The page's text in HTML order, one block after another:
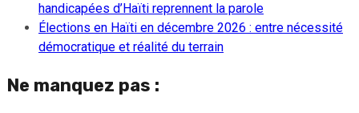
handicapées d’Haïti reprennent la parole
Élections en Haïti en décembre 2026 : entre nécessité
démocratique et réalité du terrain
Ne manquez pas :